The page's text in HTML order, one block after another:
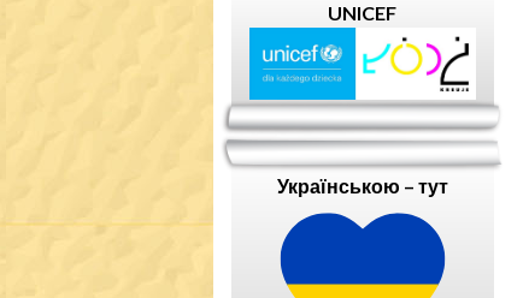
UNICEF
Українською – тут